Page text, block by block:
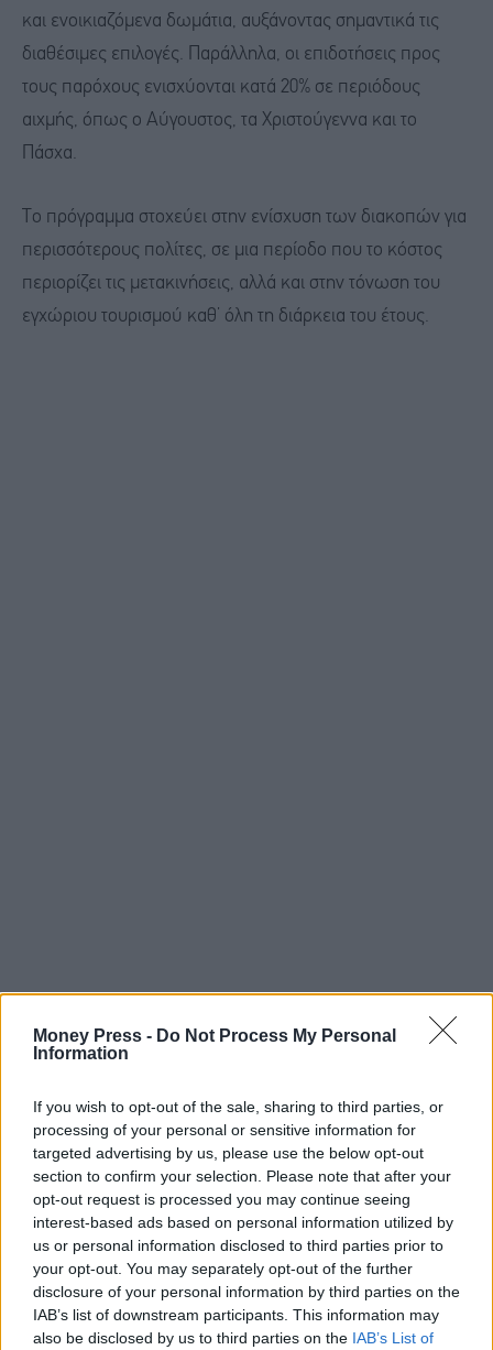
Money Press - Do Not Process My Personal
Information
If you wish to opt-out of the sale, sharing to third parties, or
processing of your personal or sensitive information for
targeted advertising by us, please use the below opt-out
section to confirm your selection. Please note that after your
opt-out request is processed you may continue seeing
interest-based ads based on personal information utilized by
us or personal information disclosed to third parties prior to
your opt-out. You may separately opt-out of the further
disclosure of your personal information by third parties on the
IAB’s list of downstream participants. This information may
also be disclosed by us to third parties on the IAB’s List of
και ενοικιαζόμενα δωμάτια, αυξάνοντας σημαντικά τις
διαθέσιμες επιλογές. Παράλληλα, οι επιδοτήσεις προς
τους παρόχους ενισχύονται κατά 20% σε περιόδους
αιχμής, όπως ο Αύγουστος, τα Χριστούγεννα και το
Πάσχα.
Το πρόγραμμα στοχεύει στην ενίσχυση των διακοπών για
περισσότερους πολίτες, σε μια περίοδο που το κόστος
περιορίζει τις μετακινήσεις, αλλά και στην τόνωση του
εγχώριου τουρισμού καθ’ όλη τη διάρκεια του έτους.